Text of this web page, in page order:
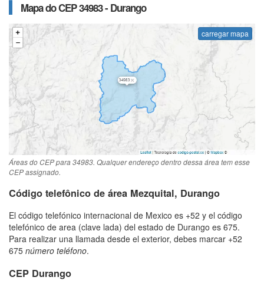
Mapa do CEP 34983 - Durango
carregar mapa
Áreas do CEP para 34983. Qualquer endereço dentro dessa área tem esse
CEP assignado.
Código telefônico de área Mezquital, Durango
El código telefónico internacional de Mexico es +52 y el código
telefónico de area (clave lada) del estado de Durango es 675.
Para realizar una llamada desde el exterior, debes marcar +52
675 número teléfono.
CEP Durango